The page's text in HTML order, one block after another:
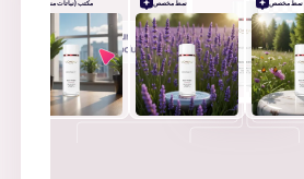
مكتب (نباتات منزلية) نمط مخصص نمط مخصص
+